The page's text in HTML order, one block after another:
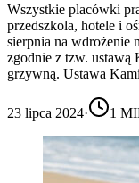
Wszystkie placówki
przedszkola, hotele i
sierpnia na wdrożenie
zgodnie z tzw. ustawą
grzywną. Ustawa
23 lipca 2024· 1